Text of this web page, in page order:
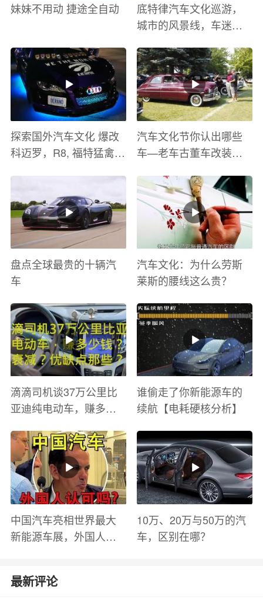
妹妹不用动 捷途全自动
底特律汽车文化巡游，
城市的风景线，车迷的
探索国外汽车文化 爆改
科迈罗，R8, 福特猛禽
汽车文化节你认出哪些
车—老车古董车改装车
盘点全球最贵的十辆汽
车
汽车文化：为什么劳斯
莱斯的腰线这么贵？
滴滴司机谈37万公里比
亚迪纯电动车，赚多少
有哪些？
谁偷走了你新能源车的
续航【电耗硬核分析】
中国汽车亮相世界最大
新能源车展，外国人怎
10万、20万与50万的汽
车，区别在哪？
最新评论